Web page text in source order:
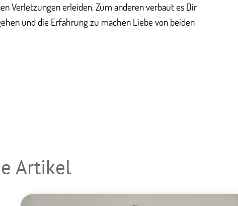
Verletzungen erleiden. Zum anderen verbaut es Dir
und die Erfahrung zu machen Liebe von beiden
Artikel